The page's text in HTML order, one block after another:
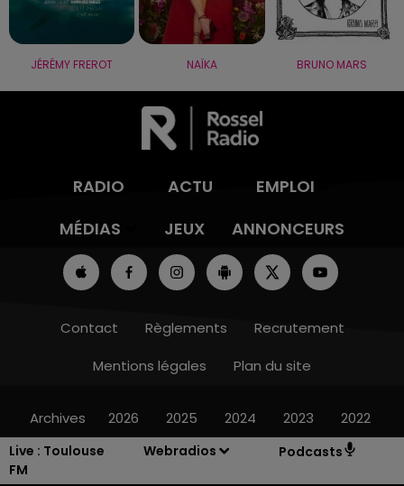
Live : Toulouse
FM
Webradios Podcasts
JÉRÉMY FREROT NAÏKA BRUNO MARS
RADIO ACTU
EMPLOI
MÉDIAS
JEUX ANNONCEURS
Contact Règlements
Recrutement
Mentions légales
Plan du site
Archives 2026 2025 2024 2023 2022